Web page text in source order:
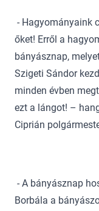
- Hagyományaink
őket! Erről a
bányásznap,
Szigeti Sándor
minden évben
ezt a lángot! –
Ciprián
- A bányásznap
Borbála a